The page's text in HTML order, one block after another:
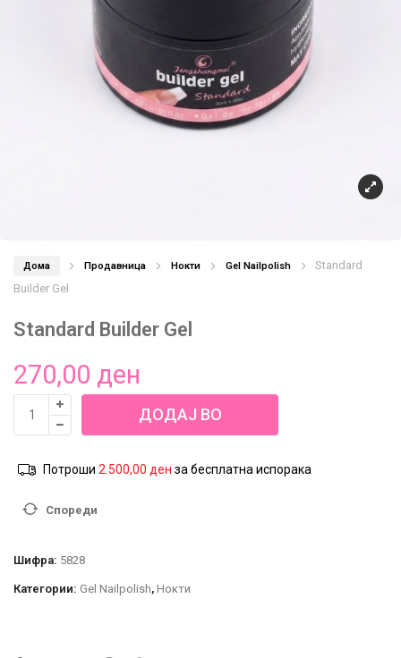
Дома Продавница Нокти Gel Nailpolish
Standard
Builder Gel
Standard Builder Gel
270,00 ден
Standard
Builder
количина
ДОДАЈ ВО
Потроши 2.500,00 ден за бесплатна испорака
Спореди
Шифра: 5828
Категории: Gel Nailpolish, Нокти